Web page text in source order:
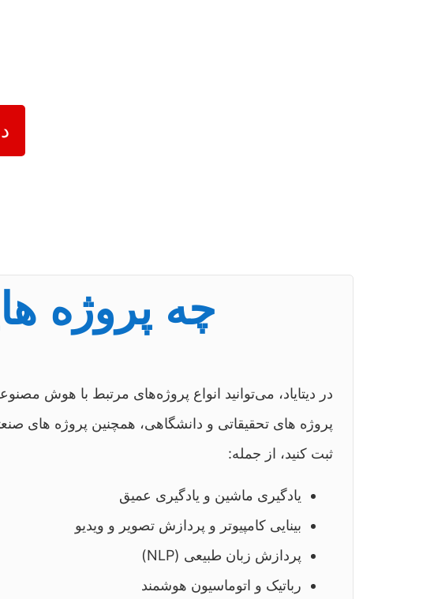
چه پروژه
در دیتایاد، می‌توانید انواع پروژه‌های مرتبط با هوش
پروژه های تحقیقاتی و دانشگاهی، همچنین پروژه های
ثبت کنید، از جمله:
یادگیری ماشین و یادگیری عمیق
بینایی کامپیوتر و پردازش تصویر و ویدیو
پردازش زبان طبیعی (NLP)
رباتیک و اتوماسیون هوشمند